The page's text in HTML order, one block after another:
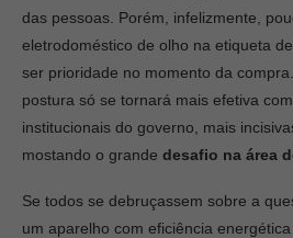
das pessoas. Porém, infelizmente,
eletrodoméstico de olho na etiqueta
ser prioridade no momento da
postura só se tornará mais efetiva
institucionais do governo, mais
mostando o grande desafio na área
Se todos se debruçassem sobre a
um aparelho com eficiência